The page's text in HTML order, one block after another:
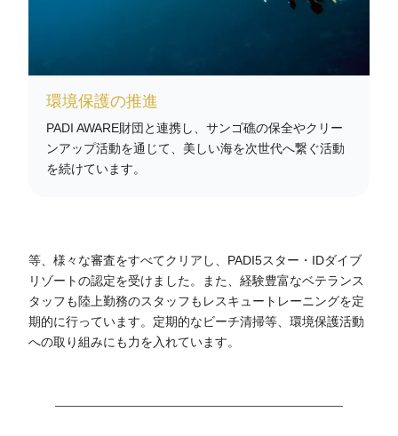
環境保護の推進
PADI AWARE財団と連携し、サンゴ礁の保全やクリー
ンアップ活動を通じて、美しい海を次世代へ繋ぐ活動
を続けています。
等、様々な審査をすべてクリアし、PADI5スター・IDダイブ
リゾートの認定を受けました。また、経験豊富なベテランス
タッフも陸上勤務のスタッフもレスキュートレーニングを定
期的に行っています。定期的なビーチ清掃等、環境保護活動
への取り組みにも力を入れています。